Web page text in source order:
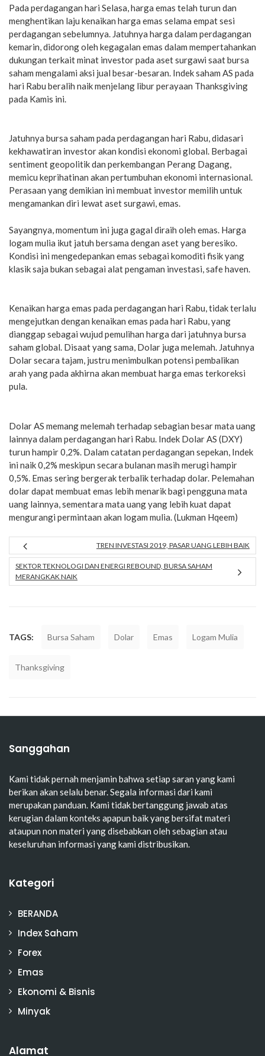
Pada perdagangan hari Selasa, harga emas telah turun dan
menghentikan laju kenaikan harga emas selama empat sesi
perdagangan sebelumnya. Jatuhnya harga dalam perdagangan
kemarin, didorong oleh kegagalan emas dalam mempertahankan
dukungan terkait minat investor pada aset surgawi saat bursa
saham mengalami aksi jual besar-besaran. Indek saham AS pada
hari Rabu beralih naik menjelang libur perayaan Thanksgiving
pada Kamis ini.
Jatuhnya bursa saham pada perdagangan hari Rabu, didasari
kekhawatiran investor akan kondisi ekonomi global. Berbagai
sentiment geopolitik dan perkembangan Perang Dagang,
memicu keprihatinan akan pertumbuhan ekonomi internasional.
Perasaan yang demikian ini membuat investor memilih untuk
mengamankan diri lewat aset surgawi, emas.
Sayangnya, momentum ini juga gagal diraih oleh emas. Harga
logam mulia ikut jatuh bersama dengan aset yang beresiko.
Kondisi ini mengedepankan emas sebagai komoditi fisik yang
klasik saja bukan sebagai alat pengaman investasi, safe haven.
Kenaikan harga emas pada perdagangan hari Rabu, tidak terlalu
mengejutkan dengan kenaikan emas pada hari Rabu, yang
dianggap sebagai wujud pemulihan harga dari jatuhnya bursa
saham global. Disaat yang sama, Dolar juga melemah. Jatuhnya
Dolar secara tajam, justru menimbulkan potensi pembalikan
arah yang pada akhirna akan membuat harga emas terkoreksi
pula.
Dolar AS memang melemah terhadap sebagian besar mata uang
lainnya dalam perdagangan hari Rabu. Indek Dolar AS (DXY)
turun hampir 0,2%. Dalam catatan perdagangan sepekan, Indek
ini naik 0,2% meskipun secara bulanan masih merugi hampir
0,5%. Emas sering bergerak terbalik terhadap dolar. Pelemahan
dolar dapat membuat emas lebih menarik bagi pengguna mata
uang lainnya, sementara mata uang yang lebih kuat dapat
mengurangi permintaan akan logam mulia. (Lukman Hqeem)
TREN INVESTASI 2019, PASAR UANG LEBIH BAIK
SEKTOR TEKNOLOGI DAN ENERGI REBOUND, BURSA SAHAM
MERANGKAK NAIK
TAGS: Bursa Saham Dolar Emas Logam Mulia
Thanksgiving
Sanggahan
Kami tidak pernah menjamin bahwa setiap saran yang kami
berikan akan selalu benar. Segala informasi dari kami
merupakan panduan. Kami tidak bertanggung jawab atas
kerugian dalam konteks apapun baik yang bersifat materi
ataupun non materi yang disebabkan oleh sebagian atau
keseluruhan informasi yang kami distribusikan.
Kategori
BERANDA
Index Saham
Forex
Emas
Ekonomi & Bisnis
Minyak
Alamat